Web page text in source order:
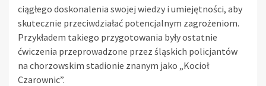
ciągłego doskonalenia swojej wiedzy i umiejętności, aby
skutecznie przeciwdziałać potencjalnym zagrożeniom.
Przykładem takiego przygotowania były ostatnie
ćwiczenia przeprowadzone przez śląskich policjantów
na chorzowskim stadionie znanym jako „Kocioł
Czarownic”.